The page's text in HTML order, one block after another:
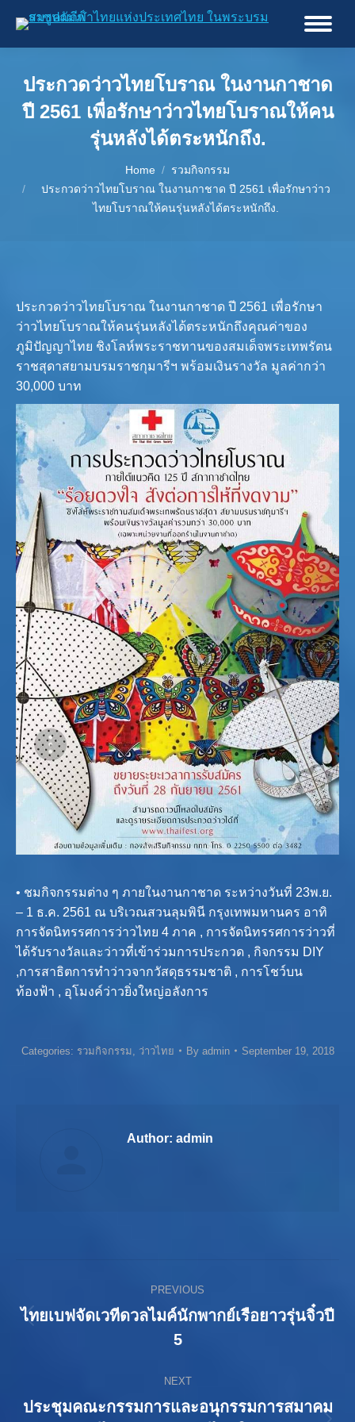
ประกวดว่าวไทยโบราณ ในงานกาชาด
ปี 2561 เพื่อรักษาว่าวไทยโบราณให้คน
รุ่นหลังได้ตระหนักถึง.
Home
รวมกิจกรรม
ประกวดว่าวไทยโบราณ ในงานกาชาด ปี 2561 เพื่อรักษาว่าว
ไทยโบราณให้คนรุ่นหลังได้ตระหนักถึง.
ประกวดว่าวไทยโบราณ ในงานกาชาด ปี 2561 เพื่อรักษา
ว่าวไทยโบราณให้คนรุ่นหลังได้ตระหนักถึงคุณค่าของ
ภูมิปัญญาไทย ชิงโลห์พระราชทานของสมเด็จพระเทพรัตน
ราชสุดาสยามบรมราชกุมารีฯ พร้อมเงินรางวัล มูลค่ากว่า
30,000 บาท
• ชมกิจกรรมต่าง ๆ ภายในงานกาชาด ระหว่างวันที่ 23พ.ย.
– 1 ธ.ค. 2561 ณ บริเวณสวนลุมพินี กรุงเทพมหานคร อาทิ
การจัดนิทรรศการว่าวไทย 4 ภาค , การจัดนิทรรศการว่าวที่
ได้รับรางวัลและว่าวที่เข้าร่วมการประกวด , กิจกรรม DIY
,การสาธิตการทำว่าวจากวัสดุธรรมชาติ , การโชว์บน
ท้องฟ้า , อุโมงค์ว่าวยิ่งใหญ่อลังการ
Categories: รวมกิจกรรม ว่าวไทย By admin September 19, 2018
Author: admin
navigation
PREVIOUS
Previous
post:
ไทยเบฟจัดเวทีดวลไมค์นักพากย์เรือยาวรุ่นจิ๋วปี
5
NEXT
ประชุมคณะกรรมการและอนุกรรมการสมาคม